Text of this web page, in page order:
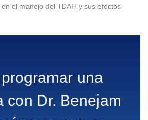
el manejo del TDAH y sus efectos
una
con Dr. Benejam